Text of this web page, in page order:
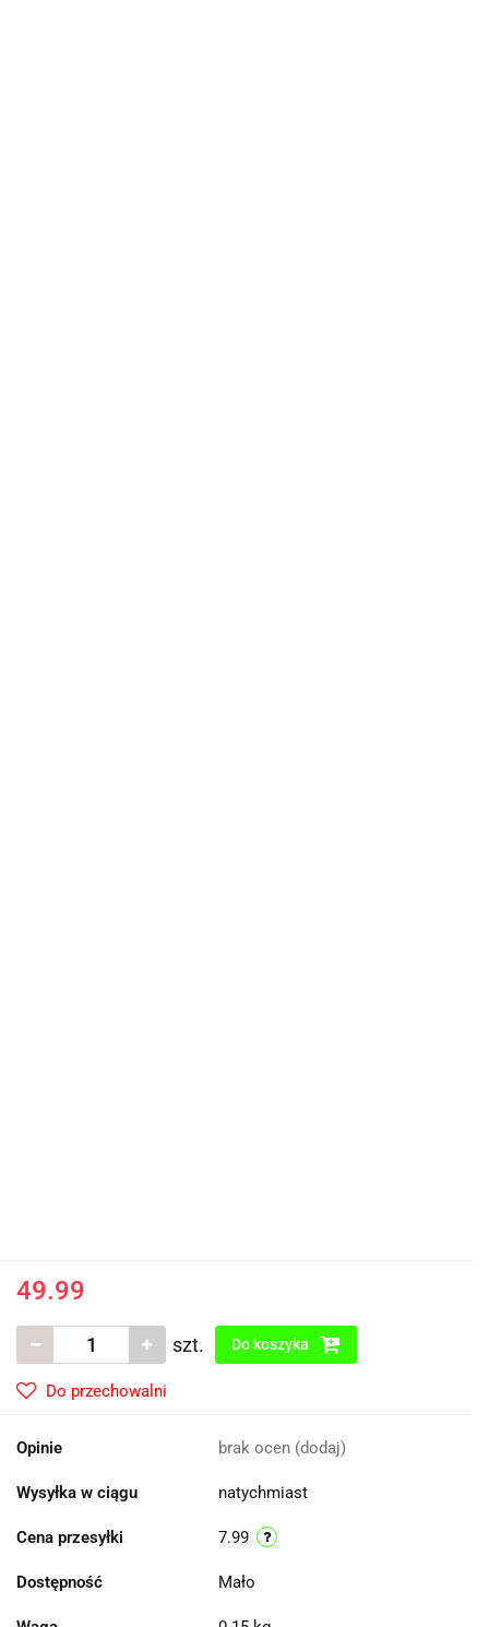
49.99
szt. Do koszyka
Do przechowalni
Opinie brak ocen (dodaj)
Wysyłka w ciągu natychmiast
Cena przesyłki 7.99
Dostępność Mało